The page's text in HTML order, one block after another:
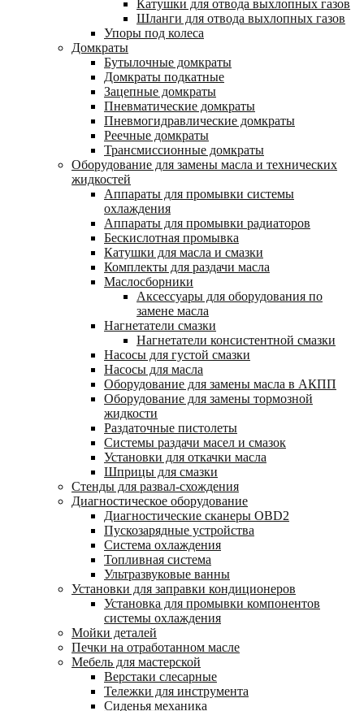
Катушки для отвода выхлопных газов
Шланги для отвода выхлопных газов
Упоры под колеса
Домкраты
Бутылочные домкраты
Домкраты подкатные
Зацепные домкраты
Пневматические домкраты
Пневмогидравлические домкраты
Реечные домкраты
Трансмиссионные домкраты
Оборудование для замены масла и технических
жидкостей
Аппараты для промывки системы
охлаждения
Аппараты для промывки радиаторов
Бескислотная промывка
Катушки для масла и смазки
Комплекты для раздачи масла
Маслосборники
Аксессуары для оборудования по
замене масла
Нагнетатели смазки
Нагнетатели консистентной смазки
Насосы для густой смазки
Насосы для масла
Оборудование для замены масла в АКПП
Оборудование для замены тормозной
жидкости
Раздаточные пистолеты
Системы раздачи масел и смазок
Установки для откачки масла
Шприцы для смазки
Стенды для развал-схождения
Диагностическое оборудование
Диагностические сканеры OBD2
Пускозарядные устройства
Система охлаждения
Топливная система
Ультразвуковые ванны
Установки для заправки кондиционеров
Установка для промывки компонентов
системы охлаждения
Мойки деталей
Печки на отработанном масле
Мебель для мастерской
Верстаки слесарные
Тележки для инструмента
Сиденья механика